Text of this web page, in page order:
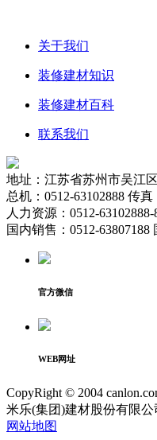
关于我们
装修建材知识
装修建材百科
联系我们
地址：江苏省苏州市吴江
总机：0512-63102888 传真
人力资源：0512-63102888-
国内销售：0512-63807188
官方微信
WEB网址
CopyRight © 2004
米乐(集团)建材股份有限
网站地图